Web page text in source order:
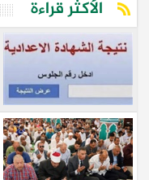
الأكثر قراءة